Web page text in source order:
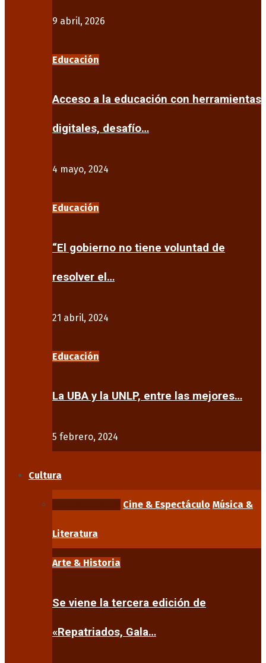
9 abril, 2026
Educación
Acceso a la educación con herramientas
digitales, desafío…
4 mayo, 2024
Educación
“El gobierno no tiene voluntad de
resolver el…
21 abril, 2024
Educación
La UBA y la UNLP, entre las mejores…
5 febrero, 2024
Cultura
Cine & Espectáculo Música &
Literatura
Arte & Historia
Se viene la tercera edición de
«Repatriados, Gala…